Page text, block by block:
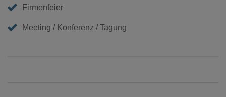
Firmenfeier
Meeting / Konferenz / Tagung